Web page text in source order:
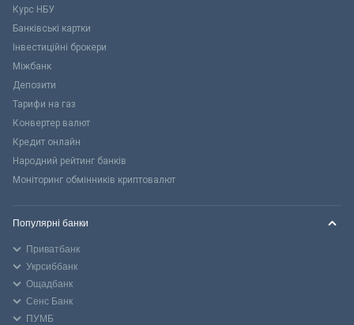
Курс НБУ
Банківські картки
Інвестиційні брокери
Міжбанк
Депозити
Тарифи на газ
Конвертер валют
Кредит онлайн
Народний рейтинг банків
Моніторинг обмінників криптовалют
Популярні банки
Приватбанк
Укрсиббанк
Ощадбанк
Сенс Банк
ПУМБ